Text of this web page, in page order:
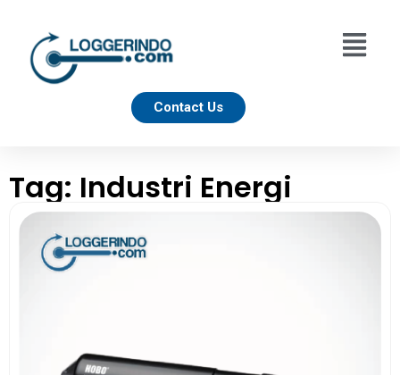
Contact Us
Tag: Industri Energi